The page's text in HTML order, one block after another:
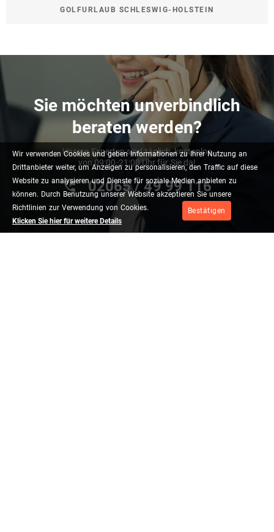
Wir verwenden Cookies und geben Informationen zu Ihrer Nutzung an
Drittanbieter weiter, um Anzeigen zu personalisieren, den Traffic auf diese
Website zu analysieren und Dienste für soziale Medien anbieten zu
können. Durch Benutzung unserer Website akzeptieren Sie unsere
Richtlinien zur Verwendung von Cookies.
Klicken Sie hier für weitere Details
Bestätigen
GOLFURLAUB SCHLESWIG-HOLSTEIN
Sie möchten unverbindlich
beraten werden?
Unsere Experten sind täglich, kostenlos
von 09:00-21:00 Uhr für Sie da!
02065 / 49 ‌99 116